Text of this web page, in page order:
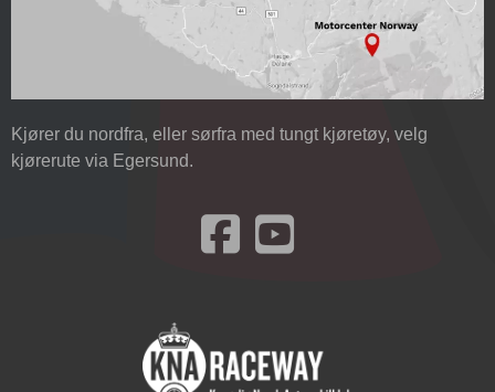
Kjører du nordfra, eller sørfra med tungt kjøretøy, velg
kjørerute via Egersund.
Besøk oss på Facebook